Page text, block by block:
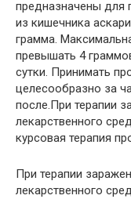
предназначены для
из кишечника
грамма.
превышать 4
сутки. Принимать
целесообразно за
после.При терапии
лекарственного
курсовая терапия
При терапии
лекарственного